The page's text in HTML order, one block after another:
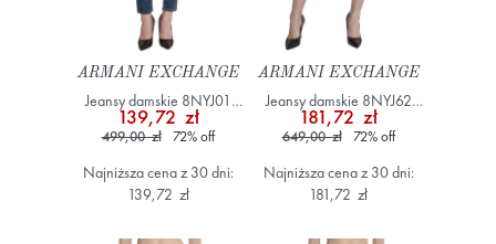
ARMANI EXCHANGE
Jeansy damskie 8NYJ01
Y2TBZ Niebieski
139,72 zł
499,00 zł 72%off
Najniższa cena z 30 dni:
139,72 zł
ARMANI EXCHANGE
Jeansy damskie 8NYJ62
YWWWZ Granatowy
181,72 zł
649,00 zł 72%off
Najniższa cena z 30 dni:
181,72 zł